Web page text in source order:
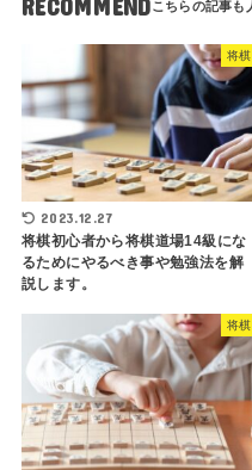
RECOMMEND
将棋
2023.12.27
将棋初心者から将棋道場14級にな
るためにやるべき事や勉強法を解
説します。
将棋